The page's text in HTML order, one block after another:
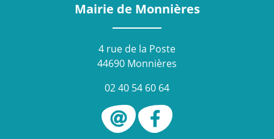
Mairie de Monnières
4 rue de la Poste
44690 Monnières
02 40 54 60 64